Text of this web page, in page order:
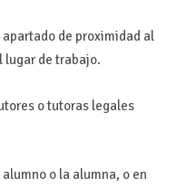
de proximidad al
de trabajo.
o tutoras legales
o la alumna, o en